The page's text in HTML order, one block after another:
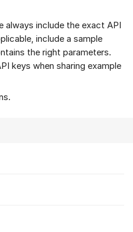
always include the exact API
include a sample
the right parameters.
keys when sharing example